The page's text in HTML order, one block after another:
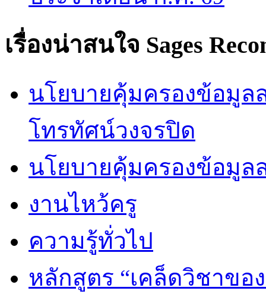
เรื่องน่าสนใจ Sages
นโยบายคุ้มครองข้อมูล
โทรทัศน์วงจรปิด
นโยบายคุ้มครองข้อมูล
งานไหว้ครู
ความรู้ทั่วไป
หลักสูตร “เคล็ดวิชาขอ